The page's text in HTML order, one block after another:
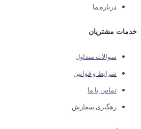
درباره ما
خدمات مشتریان
سوالات متداول
شرایط و قوانین
تماس با ما
رهگیری سفارش